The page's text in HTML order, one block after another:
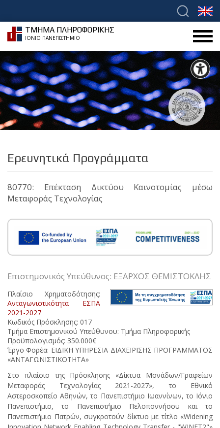
ΤΜΗΜΑ ΠΛΗΡΟΦΟΡΙΚΗΣ
ΙΟΝΙΟ ΠΑΝΕΠΙΣΤΗΜΙΟ
Ερευνητικά Προγράμματα
80770: Επέκταση Δικτύου Καινοτομίας μέσω
Μεταφοράς Τεχνολογίας
Επιστημονικός Υπεύθυνος: ΕΞΑΡΧΟΣ ΘΕΜΙΣΤΟΚΛΗΣ
Πλαίσιο Χρηματοδότησης:
Ανταγωνιστικότητα ΕΣΠΑ
2021-2027
Κωδικός Πρόσκλησης: 017
Τμήμα Επιστημονικού Υπεύθυνου: Τμήμα Πληροφορικής
Προϋπολογισμός: 350.000€
Έργο Φορέα: ΕΙΔΙΚΗ ΥΠΗΡΕΣΙΑ ΔΙΑΧΕΙΡΙΣΗΣ ΠΡΟΓΡΑΜΜΑΤΟΣ
«ΑΝΤΑΓΩΝΙΣΤΙΚΟΤΗΤΑ»
Στο πλαίσιο της Πρόσκλησης «Δίκτυα Mονάδων/Γραφείων
Μεταφοράς Τεχνολογίας 2021-2027», το Εθνικό
Αστεροσκοπείο Αθηνών, το Πανεπιστήμιο Ιωαννίνων, το Ιόνιο
Πανεπιστήμιο, το Πανεπιστήμιο Πελοποννήσου και το
Πανεπιστήμιο Πατρών, συγκροτούν δίκτυο με τίτλο «Widening